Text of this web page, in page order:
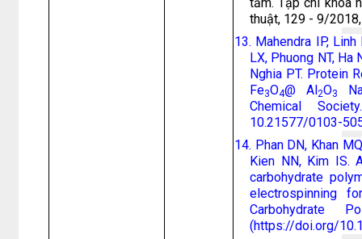
thuật, 129 - 9/
13. Mahendra IP,
LX, Phuong NT, Ha
Nghia PT. Protein
Fe3O4@ Al2O3
Chemical
10.21577/0103-
14. Phan DN, Khan
Kien NN, Kim IS.
carbohydrate
electrospinning
Carbohydrate
(https://doi.org/